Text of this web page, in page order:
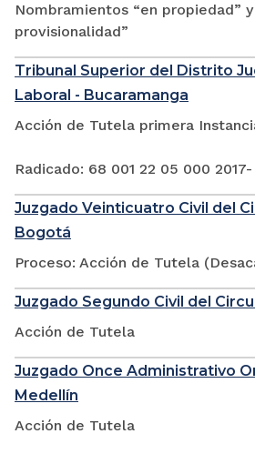
Nombramientos “en propiedad” y
provisionalidad”
Tribunal Superior del Distrito
Laboral - Bucaramanga
Acción de Tutela primera
Radicado: 68 001 22 05 000
Juzgado Veinticuatro Civil del
Bogotá
Proceso: Acción de Tutela
Juzgado Segundo Civil del
Acción de Tutela
Juzgado Once Administrativo
Medellín
Acción de Tutela